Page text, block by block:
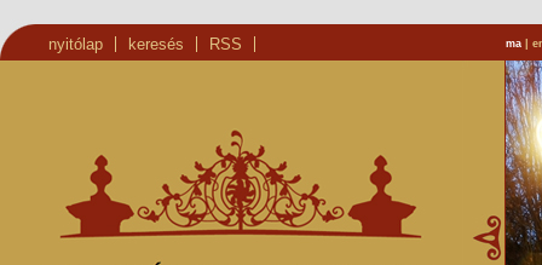
nyitólap keresés RSS ma